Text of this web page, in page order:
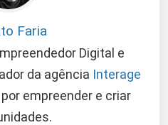
Faria
Digital e
da agência Interage
empreender e criar